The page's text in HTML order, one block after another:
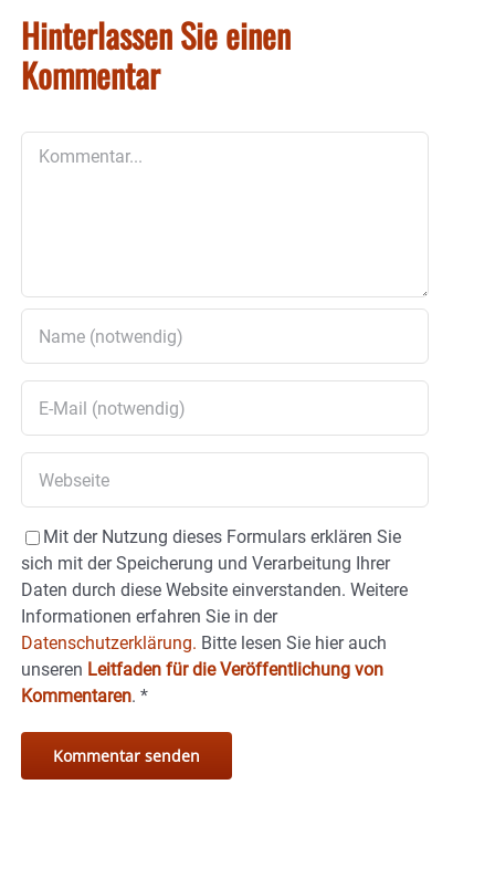
Hinterlassen Sie einen
Kommentar
Mit der Nutzung dieses Formulars erklären Sie
sich mit der Speicherung und Verarbeitung Ihrer
Daten durch diese Website einverstanden. Weitere
Informationen erfahren Sie in der
Datenschutzerklärung. Bitte lesen Sie hier auch
unseren Leitfaden für die Veröffentlichung von
Kommentaren. *